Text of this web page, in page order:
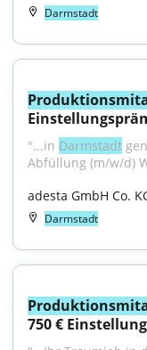
Darmstadt
"...in Darmstadt
Abfüllung (m/w/d)
adesta GmbH Co.
Darmstadt
750 €